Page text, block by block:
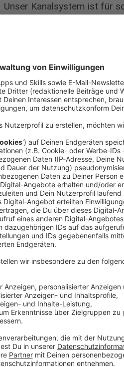
Unser Kanalsystem ist für
Der Großteil unseres
ganz anderen Voraussetzungen
an den Klimawandel gedacht.
Wassermassen hindurchfließen
schlichtweg überfordert. Die
abtransportiert werden, die
überschwemmt und Keller laufen
und Pflastersteine versiegelt, das
Anzeige
Heute baut man anders:
Anzeige
Erst seit zehn, fünfzehn Jahren
Gebiete werden nach dem
nicht einfach kanalisiert und
speichern; in sogenannten
"Wir haben ja auch viele
ist wie eine Art Freibad. Wenn
weitergeleitet und gespeichert."
Außerdem werden weniger